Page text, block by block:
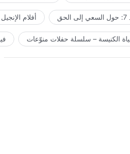
أفلام الإنجيل
الكنيسة – سلسلة حفلات منوّعات